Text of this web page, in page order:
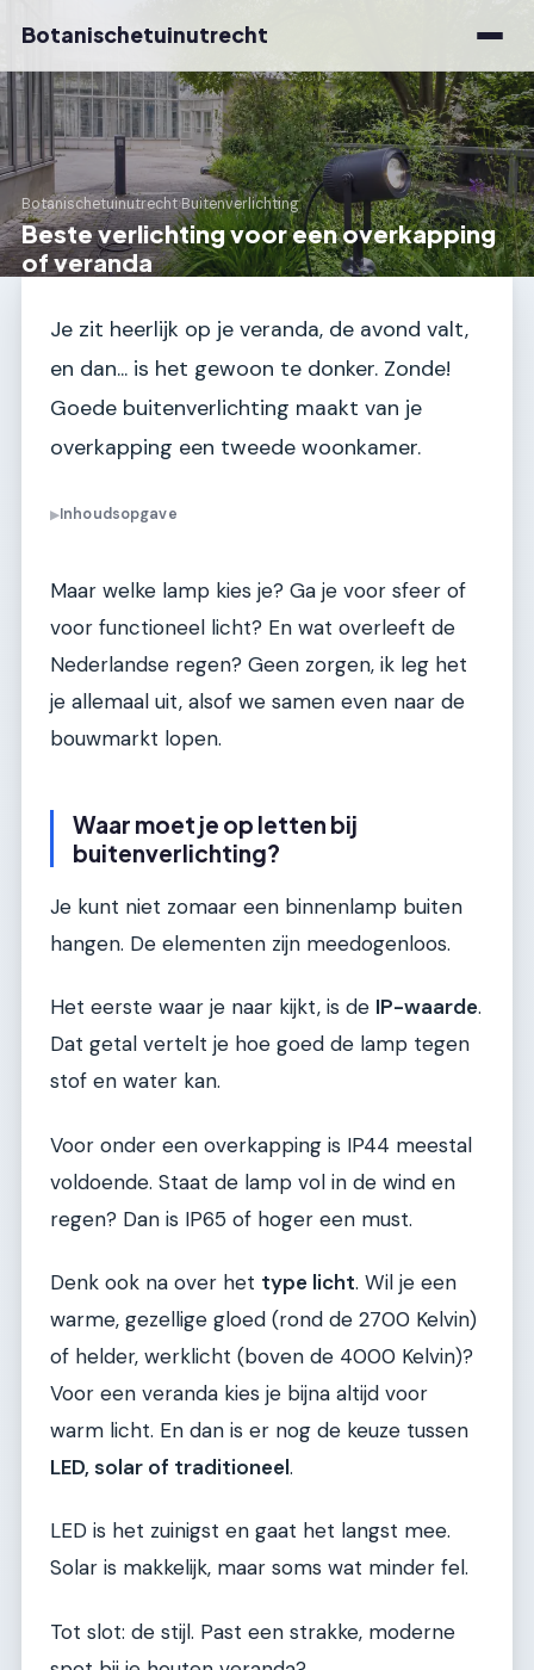
Botanischetuinutrecht
Botanischetuinutrecht›Buitenverlichting
Beste verlichting voor een overkapping
of veranda
Je zit heerlijk op je veranda, de avond valt,
en dan... is het gewoon te donker. Zonde!
Goede buitenverlichting maakt van je
overkapping een tweede woonkamer.
▶Inhoudsopgave
Maar welke lamp kies je? Ga je voor sfeer of
voor functioneel licht? En wat overleeft de
Nederlandse regen? Geen zorgen, ik leg het
je allemaal uit, alsof we samen even naar de
bouwmarkt lopen.
Waar moet je op letten bij
buitenverlichting?
Je kunt niet zomaar een binnenlamp buiten
hangen. De elementen zijn meedogenloos.
Het eerste waar je naar kijkt, is de IP-waarde.
Dat getal vertelt je hoe goed de lamp tegen
stof en water kan.
Voor onder een overkapping is IP44 meestal
voldoende. Staat de lamp vol in de wind en
regen? Dan is IP65 of hoger een must.
Denk ook na over het type licht. Wil je een
warme, gezellige gloed (rond de 2700 Kelvin)
of helder, werklicht (boven de 4000 Kelvin)?
Voor een veranda kies je bijna altijd voor
warm licht. En dan is er nog de keuze tussen
LED, solar of traditioneel.
LED is het zuinigst en gaat het langst mee.
Solar is makkelijk, maar soms wat minder fel.
Tot slot: de stijl. Past een strakke, moderne